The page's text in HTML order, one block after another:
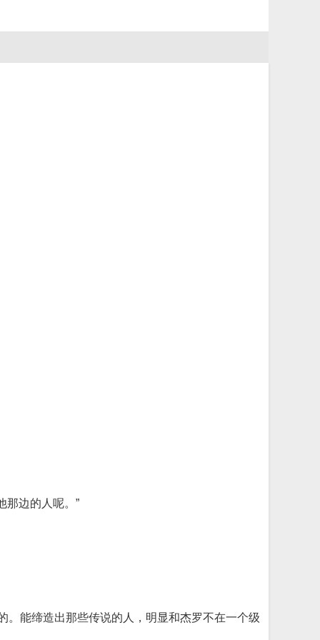
那边的人呢。”
。能缔造出那些传说的人，明显和杰罗不在一个级